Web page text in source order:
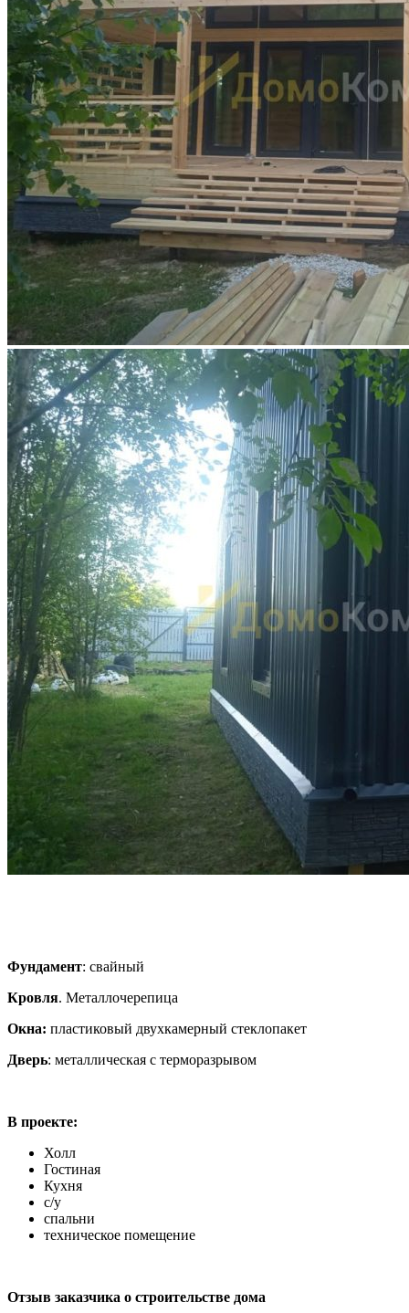
Фундамент: свайный
Кровля. Металлочерепица
Окна: пластиковый двухкамерный стеклопакет
Дверь: металлическая с терморазрывом
В проекте:
Холл
Гостиная
Кухня
с/у
спальни
техническое помещение
Отзыв заказчика о строительстве дома